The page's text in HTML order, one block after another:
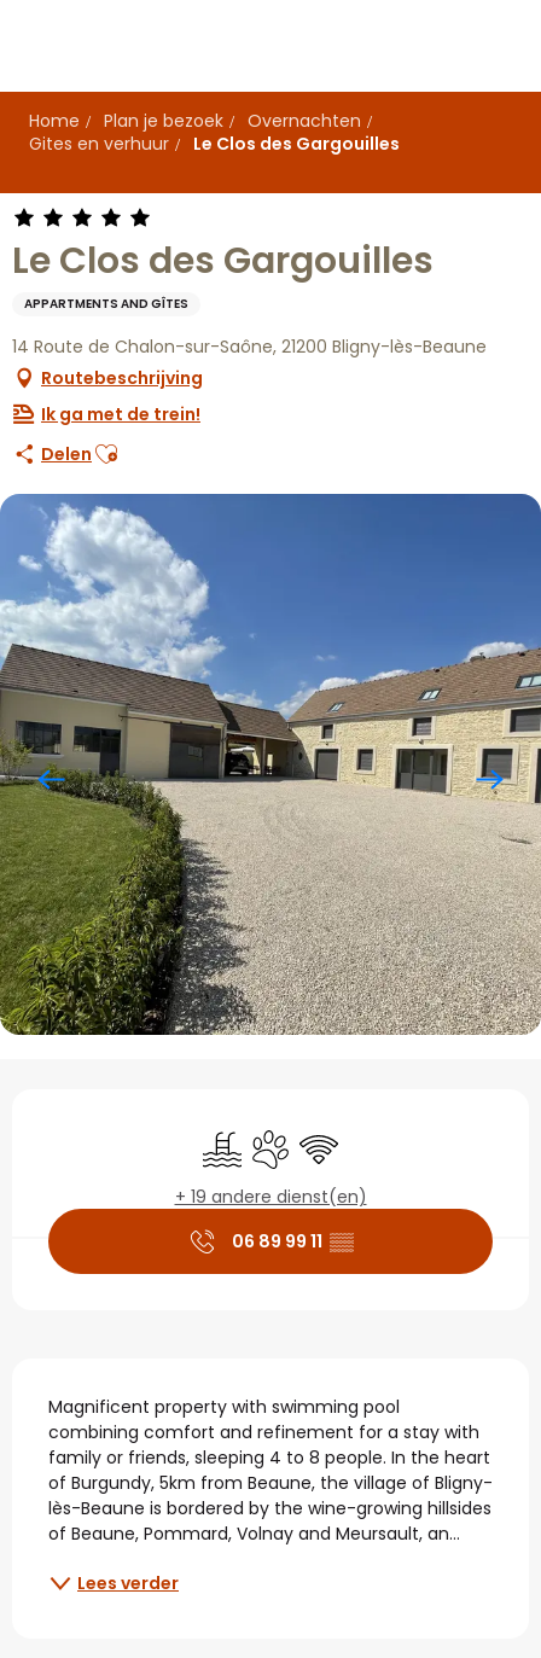
principal
Home
Plan je bezoek
Overnachten
Gites en verhuur
Le Clos des Gargouilles
Le Clos des Gargouilles
APPARTMENTS AND GÎTES
14 Route de Chalon-sur-Saône, 21200 Bligny-lès-Beaune
Routebeschrijving
Ik ga met de trein!
Delen Ajouter aux favoris
Openingstijden en
ZwembadDieren toegelaten
Wifi
+ 19 andere dienst(en)
06 89 99 11 ▒▒
Beschrijving
Magnificent property with swimming pool
combining comfort and refinement for a stay with
family or friends, sleeping 4 to 8 people. In the heart
of Burgundy, 5km from Beaune, the village of Bligny-
lès-Beaune is bordered by the wine-growing hillsides
of Beaune, Pommard, Volnay and Meursault, an...
Lees verder